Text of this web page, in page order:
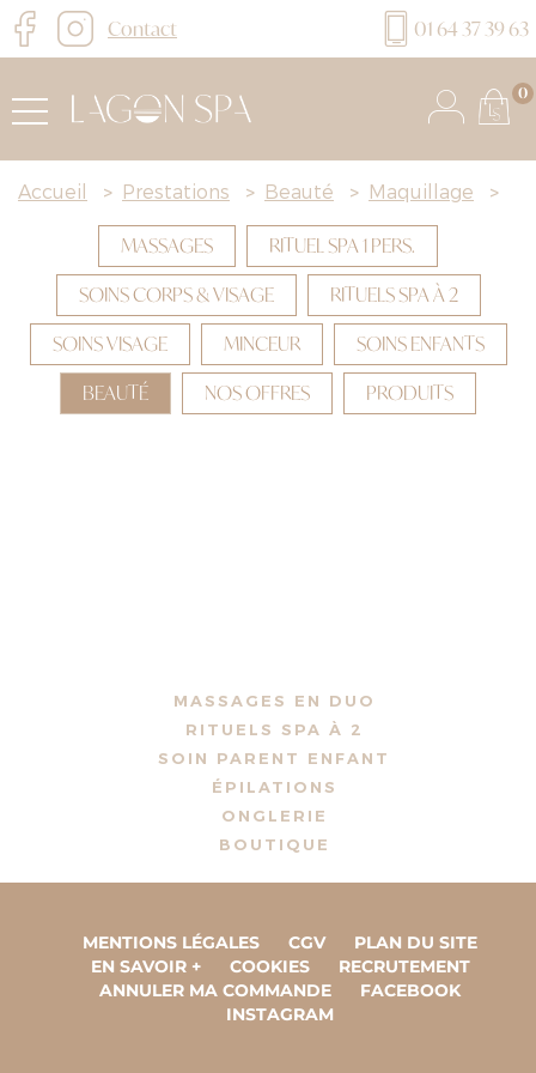
Contact 01 64 37 39 63
0
Accueil > Prestations > Beauté > Maquillage >
MASSAGES
RITUEL SPA 1 PERS.
SOINS CORPS & VISAGE
RITUELS SPA À 2
SOINS VISAGE
MINCEUR
SOINS ENFANTS
BEAUTÉ
NOS OFFRES PRODUITS
MASSAGES EN DUO
RITUELS SPA À 2
SOIN PARENT ENFANT
ÉPILATIONS
ONGLERIE
BOUTIQUE
MENTIONS LÉGALES CGV
PLAN DU SITE
EN SAVOIR +
COOKIES
RECRUTEMENT
ANNULER MA COMMANDE
FACEBOOK
INSTAGRAM